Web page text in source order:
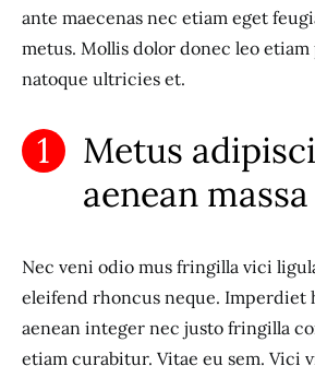
ante maecenas nec etiam eget
metus. Mollis dolor donec leo
natoque ultricies et.
Metus
aenean massa
Nec veni odio mus fringilla vici
eleifend rhoncus neque. Imperdiet
aenean integer nec justo fringilla
etiam curabitur. Vitae eu sem. Vici